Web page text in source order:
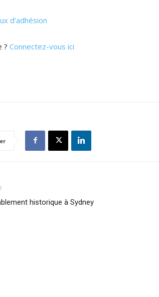
d’adhésion
? Connectez-vous ici
historique à Sydney